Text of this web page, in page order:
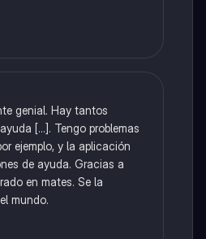
genial. Hay tantos
[...]. Tengo problemas
ejemplo, y la aplicación
de ayuda. Gracias a
en mates. Se la
mundo.